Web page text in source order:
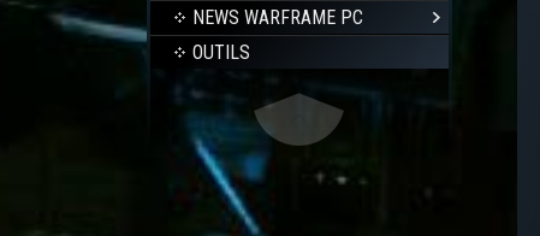
NEWS WARFRAME PC
OUTILS